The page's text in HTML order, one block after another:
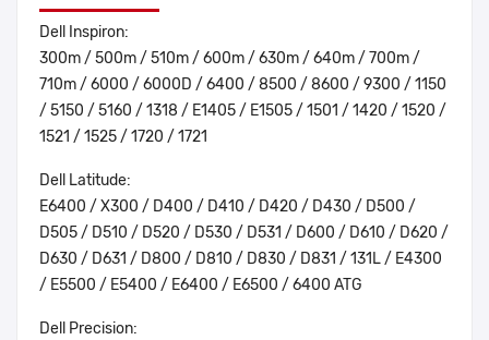
Dell Inspiron:
300m / 500m / 510m / 600m / 630m / 640m / 700m /
710m / 6000 / 6000D / 6400 / 8500 / 8600 / 9300 / 1150
/ 5150 / 5160 / 1318 / E1405 / E1505 / 1501 / 1420 / 1520 /
1521 / 1525 / 1720 / 1721
Dell Latitude:
E6400 / X300 / D400 / D410 / D420 / D430 / D500 /
D505 / D510 / D520 / D530 / D531 / D600 / D610 / D620 /
D630 / D631 / D800 / D810 / D830 / D831 / 131L / E4300
/ E5500 / E5400 / E6400 / E6500 / 6400 ATG
Dell Precision: